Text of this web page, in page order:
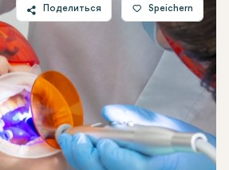
Поделиться
Facebook
Linkedin
WhatsApp
Telegram
Электронная почта
Speichern